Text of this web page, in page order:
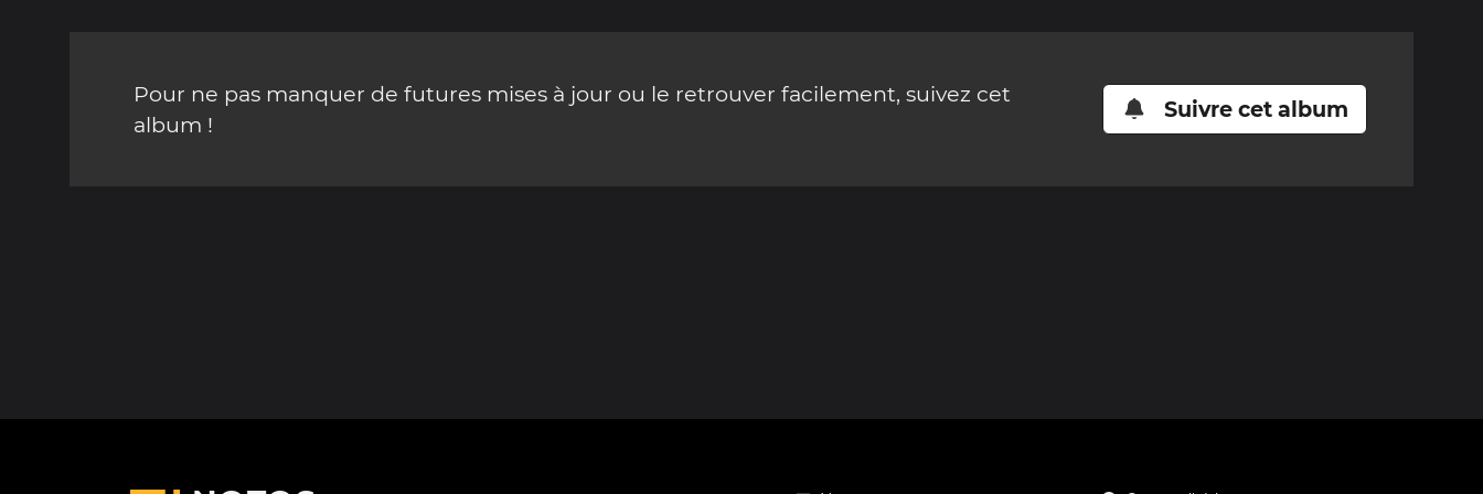
Pour ne pas manquer de futures mises à jour ou le retrouver facilement, suivez cet
album !
Suivre cet album